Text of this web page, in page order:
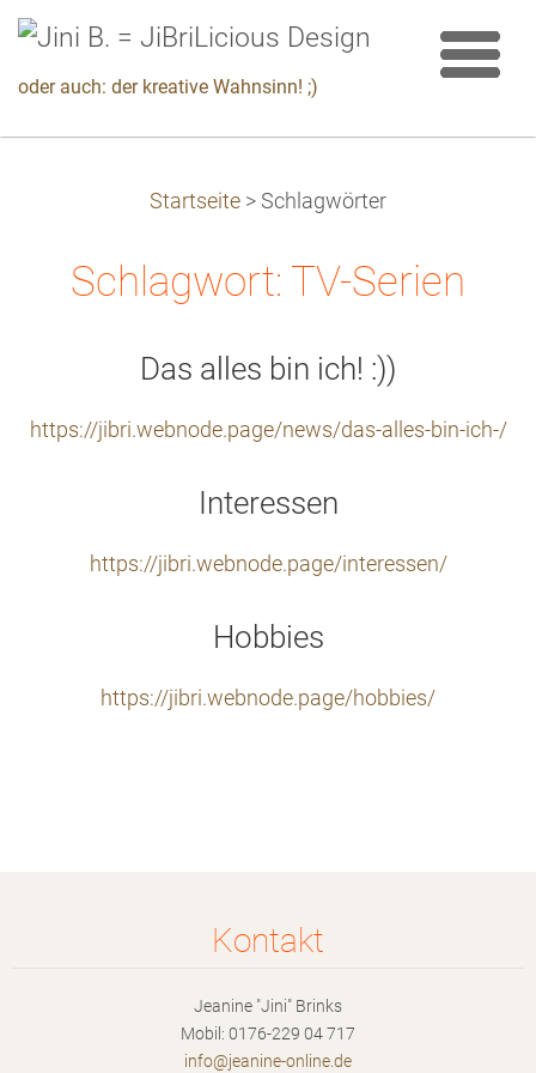
oder auch: der kreative Wahnsinn! ;)
Startseite > Schlagwörter
Schlagwort: TV-Serien
Das alles bin ich! :))
https://jibri.webnode.page/news/das-alles-bin-ich-/
Interessen
https://jibri.webnode.page/interessen/
Hobbies
https://jibri.webnode.page/hobbies/
Kontakt
Jeanine "Jini" Brinks
Mobil: 0176-229 04 717
info@jeanine-onl ine.de